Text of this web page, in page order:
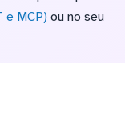
e MCP)ou no seu